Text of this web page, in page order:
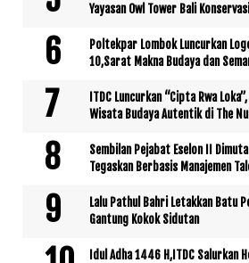
Yayasan Owl Tower Bali
Poltekpar Lombok Luncurkan
10,Sarat Makna Budaya dan
ITDC Luncurkan “Cipta Rwa
Wisata Budaya Autentik di The
Sembilan Pejabat Eselon II
Tegaskan Berbasis Manajemen
Lalu Pathul Bahri Letakkan Batu
Gantung Kokok Sidutan
Idul Adha 1446 H,ITDC Salurkan